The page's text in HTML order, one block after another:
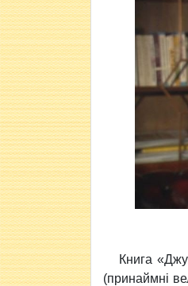
Книга
(принаймні